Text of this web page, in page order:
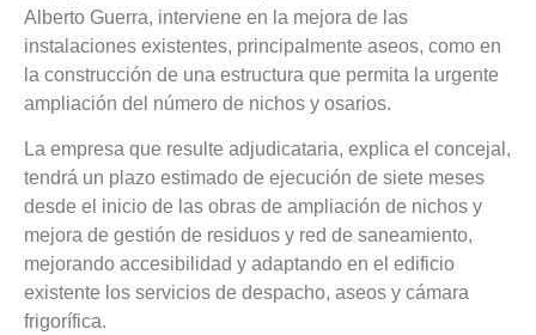
Alberto Guerra, interviene en la mejora de las
instalaciones existentes, principalmente aseos, como en
la construcción de una estructura que permita la urgente
ampliación del número de nichos y osarios.
La empresa que resulte adjudicataria, explica el concejal,
tendrá un plazo estimado de ejecución de siete meses
desde el inicio de las obras de ampliación de nichos y
mejora de gestión de residuos y red de saneamiento,
mejorando accesibilidad y adaptando en el edificio
existente los servicios de despacho, aseos y cámara
frigorífica.